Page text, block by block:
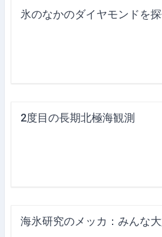
氷のなかのダイヤモンドを探
2度目の長期北極海観測
海氷研究のメッカ：みんな